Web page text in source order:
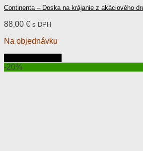
Continenta – Doska na krájanie z akáciového
88,00 € s DPH
Na objednávku
-20%